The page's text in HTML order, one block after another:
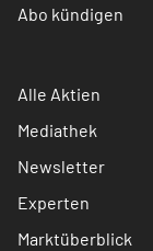
Abo kündigen
Alle Aktien
Mediathek
Newsletter
Experten
Marktüberblick